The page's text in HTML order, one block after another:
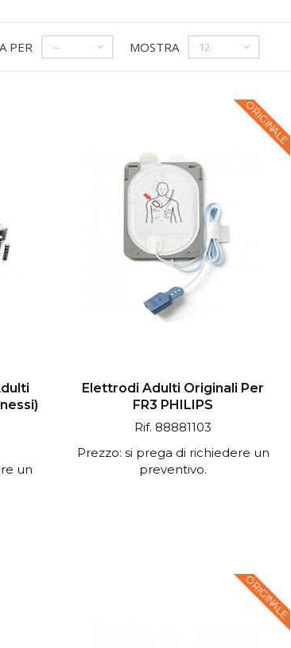
PER -- MOSTRA 12
un
ORIGINALE
Elettrodi Adulti Originali Per
FR3 PHILIPS
Rif. 88881103
Prezzo: si prega di richiedere un
preventivo.
ORIGINALE